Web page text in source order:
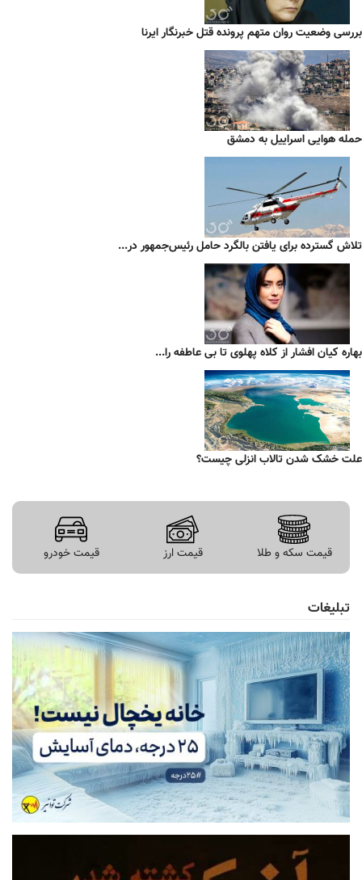
بررسی وضعیت روان متهم پرونده قتل خبرنگار ایرنا
حمله هوایی اسراییل به دمشق
تلاش گسترده برای یافتن بالگرد حامل رئیس‌جمهور در...
بهاره کیان افشار از کلاه پهلوی تا بی عاطفه را...
علت خشک شدن تالاب انزلی چیست؟
قیمت سکه و طلا قیمت ارز قیمت خودرو
تبلیغات